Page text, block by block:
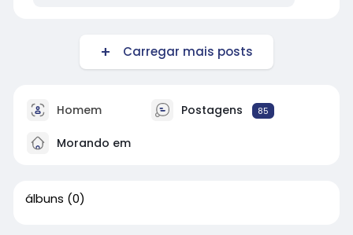
Carregar mais posts
Homem Postagens 85
Morando em
álbuns (0)